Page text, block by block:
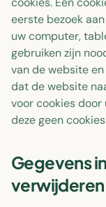
eerste bezoek
uw computer,
gebruiken zijn
van de website
dat de website
voor cookies
deze geen
Gegevens
verwijderen